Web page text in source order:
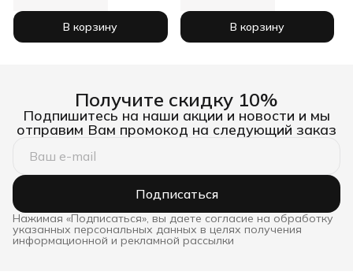
В корзину В корзину
Получите скидку 10%
Подпишитесь на наши акции и новости и мы
отправим Вам промокод на следующий заказ
Подписаться
Нажимая «Подписаться», вы даете согласие на обработку
указанных персональных данных в целях получения
информационной и рекламной рассылки